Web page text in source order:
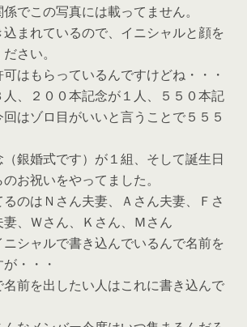
でこの写真には載ってません。
まれているので、イニシャルと顔を
さい。
はもらっているんですけどね・・・
人、２００本記念が１人、５５０本記
はゾロ目がいいと言うことで５５５
銀婚式です）が１組、そして誕生日
お祝いをやってました。
のはＮさん夫妻、Ａさん夫妻、Ｆさ
、Ｗさん、Ｋさん、Ｍさん
シャルで書き込んでいるんで名前を
・・・
名前を出したい人はこれに書き込んで